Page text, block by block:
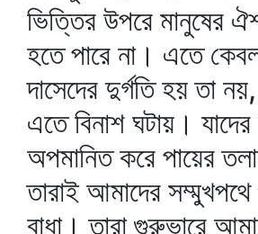
ভিত্তির উপরে মানুষের
হতে পারে না। এতে
দাসেদের দুর্গতি হয় তা
এতে বিনাশ ঘটায়।
অপমানিত করে পায়ের
তারাই আমাদের সম্মুখপথে
বাধা। তারা গুরুভারে